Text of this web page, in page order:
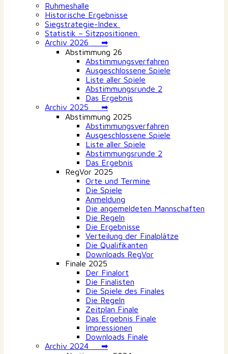
Ruhmeshalle
Historische Ergebnisse
Siegstrategie-Index
Statistik – Sitzpositionen
Archiv 2026 ➡
Abstimmung 26
Abstimmungsverfahren
Ausgeschlossene Spiele
Liste aller Spiele
Abstimmungsrunde 2
Das Ergebnis
Archiv 2025 ➡
Abstimmung 2025
Abstimmungsverfahren
Ausgeschlossene Spiele
Liste aller Spiele
Abstimmungsrunde 2
Das Ergebnis
RegVor 2025
Orte und Termine
Die Spiele
Anmeldung
Die angemeldeten Mannschaften
Die Regeln
Die Ergebnisse
Verteilung der Finalplätze
Die Qualifikanten
Downloads RegVor
Finale 2025
Der Finalort
Die Finalisten
Die Spiele des Finales
Die Regeln
Zeitplan Finale
Das Ergebnis Finale
Impressionen
Downloads Finale
Archiv 2024 ➡